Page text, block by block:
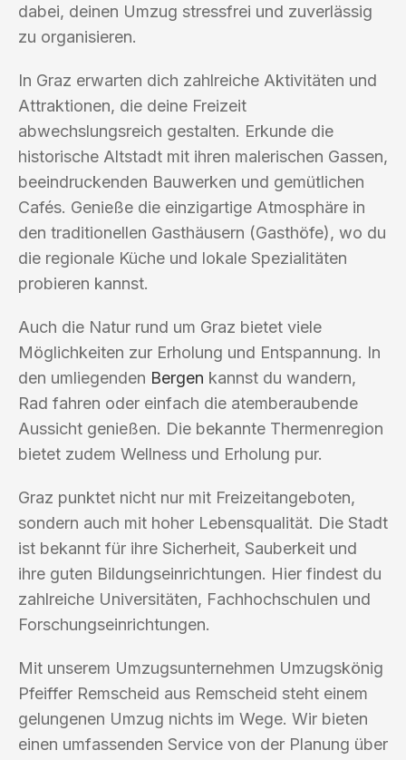
dabei, deinen Umzug stressfrei und zuverlässig
zu organisieren.
In Graz erwarten dich zahlreiche Aktivitäten und
Attraktionen, die deine Freizeit
abwechslungsreich gestalten. Erkunde die
historische Altstadt mit ihren malerischen Gassen,
beeindruckenden Bauwerken und gemütlichen
Cafés. Genieße die einzigartige Atmosphäre in
den traditionellen Gasthäusern (Gasthöfe), wo du
die regionale Küche und lokale Spezialitäten
probieren kannst.
Auch die Natur rund um Graz bietet viele
Möglichkeiten zur Erholung und Entspannung. In
den umliegenden Bergen kannst du wandern,
Rad fahren oder einfach die atemberaubende
Aussicht genießen. Die bekannte Thermenregion
bietet zudem Wellness und Erholung pur.
Graz punktet nicht nur mit Freizeitangeboten,
sondern auch mit hoher Lebensqualität. Die Stadt
ist bekannt für ihre Sicherheit, Sauberkeit und
ihre guten Bildungseinrichtungen. Hier findest du
zahlreiche Universitäten, Fachhochschulen und
Forschungseinrichtungen.
Mit unserem Umzugsunternehmen Umzugskönig
Pfeiffer Remscheid aus Remscheid steht einem
gelungenen Umzug nichts im Wege. Wir bieten
einen umfassenden Service von der Planung über